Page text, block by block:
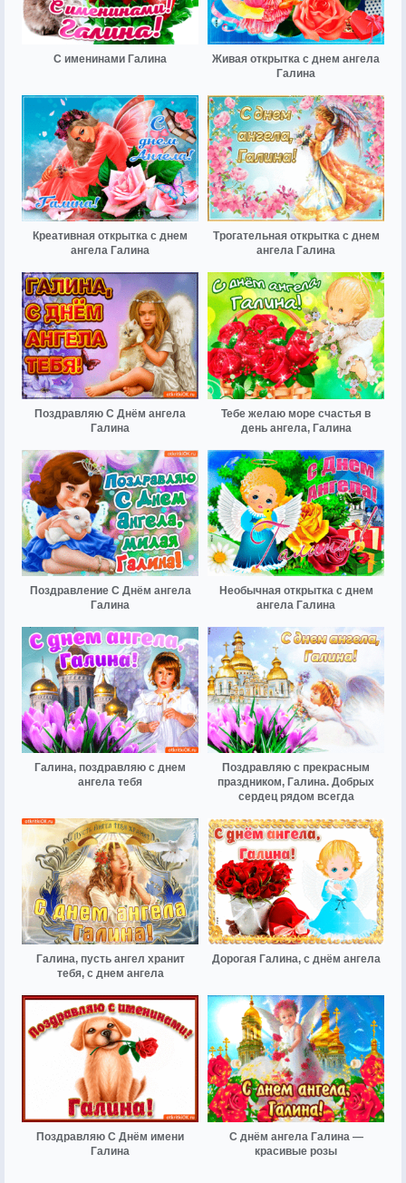
С именинами Галина
Живая открытка с днем ангела
Галина
Креативная открытка с днем
ангела Галина
Трогательная открытка с днем
ангела Галина
Поздравляю С Днём ангела
Галина
Тебе желаю море счастья в
день ангела, Галина
Поздравление С Днём ангела
Галина
Необычная открытка с днем
ангела Галина
Галина, поздравляю с днем
ангела тебя
Поздравляю с прекрасным
праздником, Галина. Добрых
сердец рядом всегда
Галина, пусть ангел хранит
тебя, с днем ангела
Дорогая Галина, с днём ангела
Поздравляю С Днём имени
Галина
С днём ангела Галина —
красивые розы